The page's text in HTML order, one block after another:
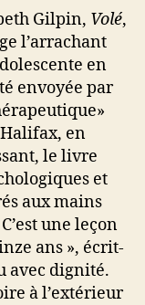
Gilpin, Volé,
l’arrachant
en
envoyée par
en
le livre
et
aux mains
une leçon
ans », écrit-
avec dignité.
à l’extérieur